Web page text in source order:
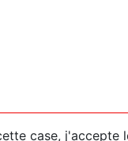
case, j'accepte